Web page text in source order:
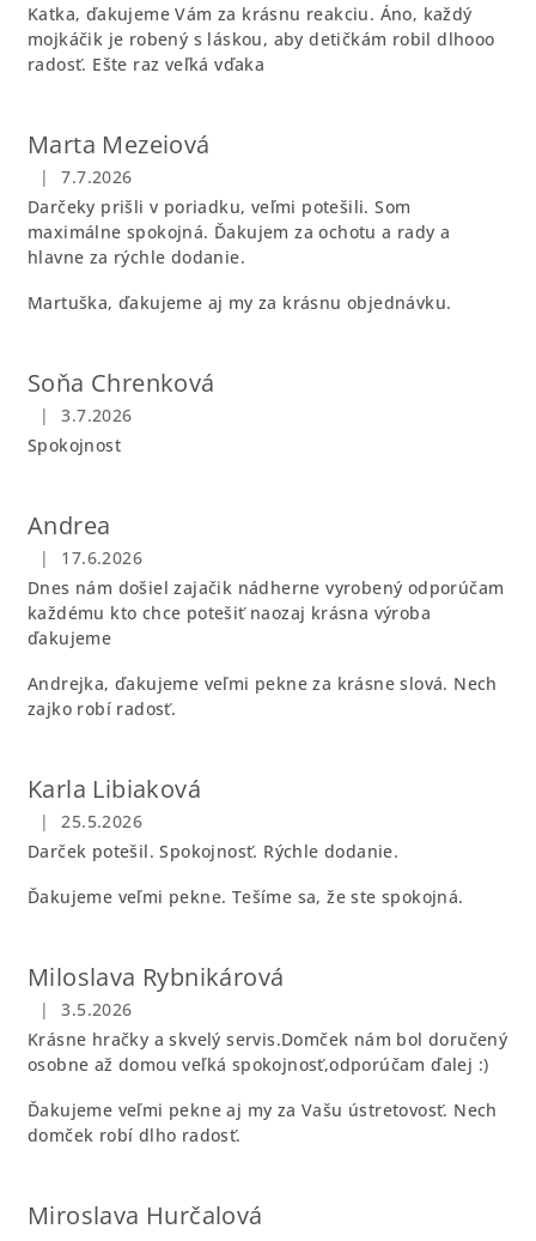
Katka, ďakujeme Vám za krásnu reakciu. Áno, každý
mojkáčik je robený s láskou, aby detičkám robil dlhooo
radosť. Ešte raz veľká vďaka
Marta Mezeiová
Hodnotenie obchodu je 5 z 5 hviezdičiek.
|
7.7.2026
Darčeky prišli v poriadku, veľmi potešili. Som
maximálne spokojná. Ďakujem za ochotu a rady a
hlavne za rýchle dodanie.
Martuška, ďakujeme aj my za krásnu objednávku.
Soňa Chrenková
Hodnotenie obchodu je 5 z 5 hviezdičiek.
|
3.7.2026
Spokojnost
Andrea
Hodnotenie obchodu je 5 z 5 hviezdičiek.
|
17.6.2026
Dnes nám došiel zajačik nádherne vyrobený odporúčam
každému kto chce potešiť naozaj krásna výroba
ďakujeme
Andrejka, ďakujeme veľmi pekne za krásne slová. Nech
zajko robí radosť.
Karla Libiaková
Hodnotenie obchodu je 5 z 5 hviezdičiek.
|
25.5.2026
Darček potešil. Spokojnosť. Rýchle dodanie.
Ďakujeme veľmi pekne. Tešíme sa, že ste spokojná.
Miloslava Rybnikárová
Hodnotenie obchodu je 5 z 5 hviezdičiek.
|
3.5.2026
Krásne hračky a skvelý servis.Domček nám bol doručený
osobne až domou veľká spokojnosť,odporúčam ďalej :)
Ďakujeme veľmi pekne aj my za Vašu ústretovosť. Nech
domček robí dlho radosť.
Miroslava Hurčalová